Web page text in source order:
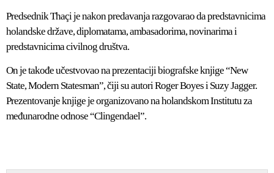
Predsednik Thaçi je nakon predavanja razgovarao da predstavnicima
holandske države, diplomatama, ambasadorima, novinarima i
predstavnicima civilnog društva.
On je takođe učestvovao na prezentaciji biografske knjige “New
State, Modern Statesman”, čiji su autori Roger Boyes i Suzy Jagger.
Prezentovanje knjige je organizovano na holandskom Institutu za
međunarodne odnose “Clingendael”.